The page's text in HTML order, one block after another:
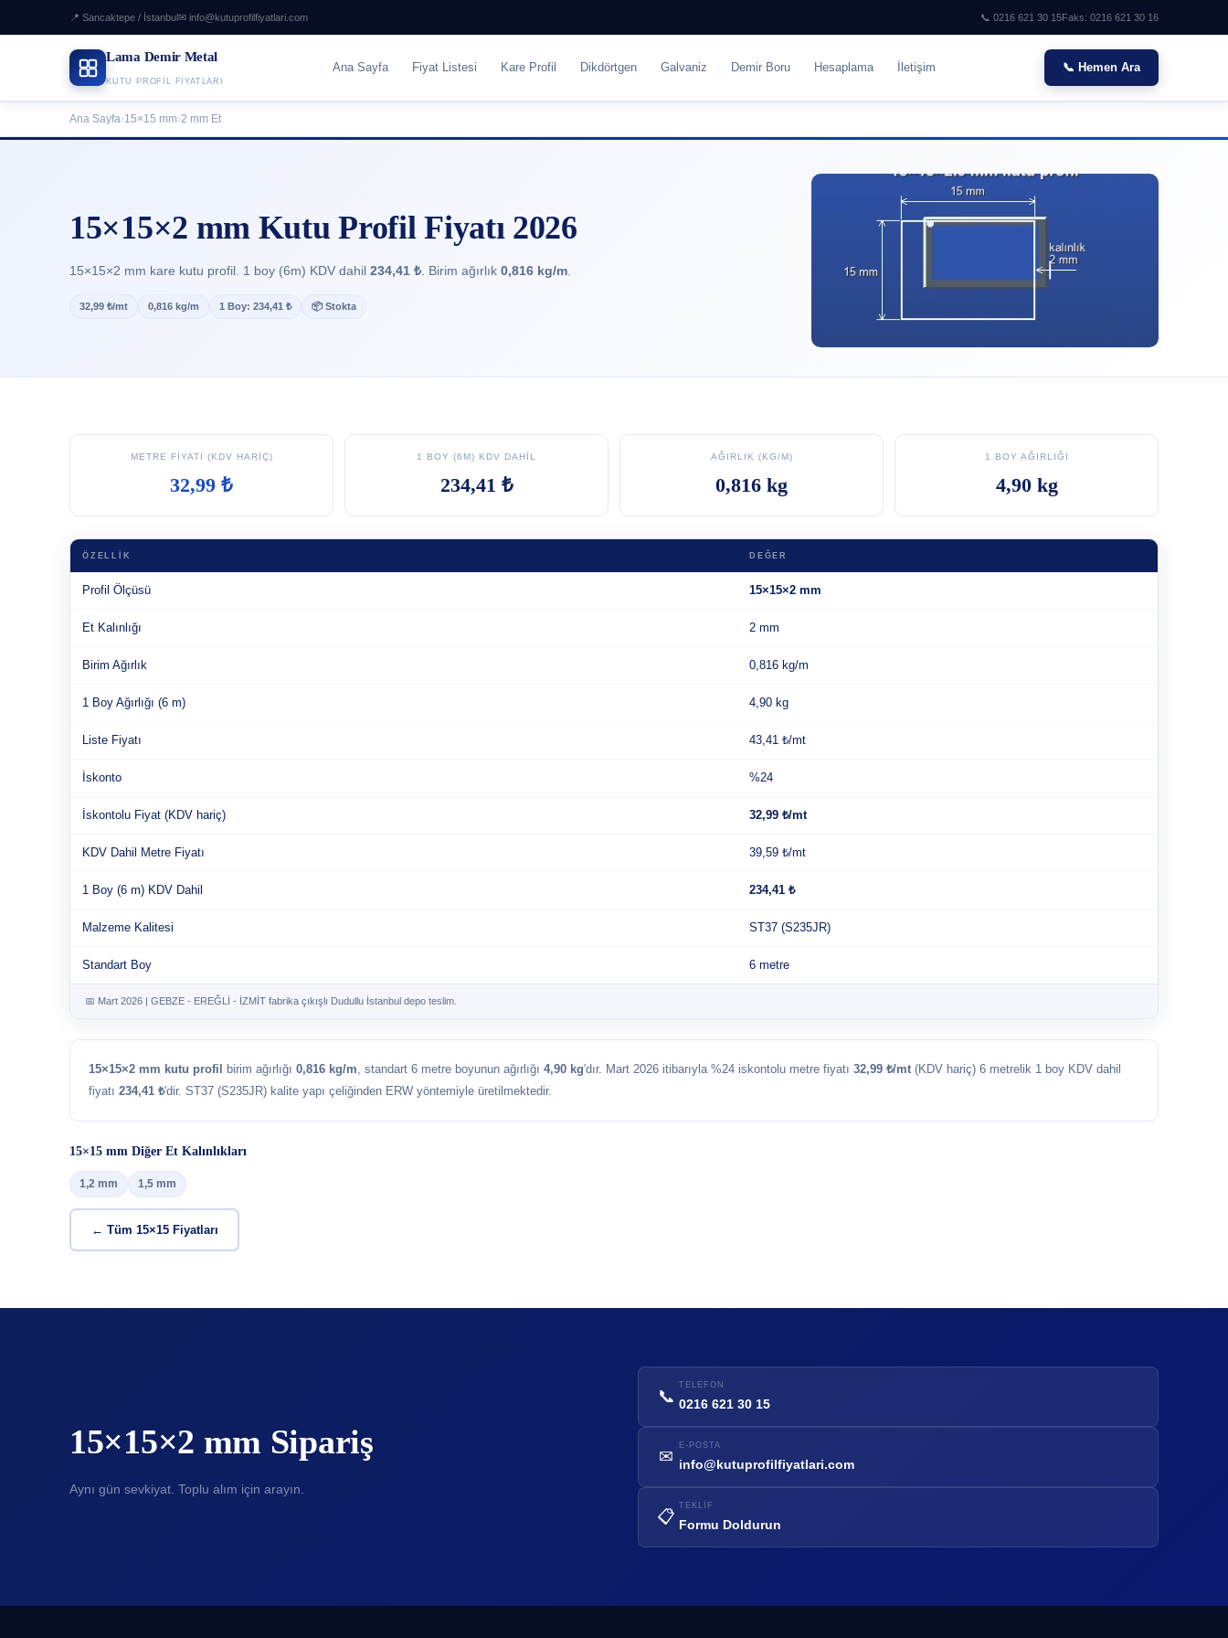
📍 Sancaktepe / İstanbul✉ info@kutuprofilfiyatlari.com 📞 0216 621 30 15Faks: 0216 621 30 16
Lama Demir Metal
KUTU PROFIL FIYATLARI
Ana Sayfa Fiyat Listesi Kare Profil Dikdörtgen Galvaniz Demir Boru Hesaplama İletişim 📞 Hemen Ara
Ana Sayfa›15×15 mm›2 mm Et
15×15×2 mm Kutu Profil Fiyatı 2026
15×15×2 mm kare kutu profil. 1 boy (6m) KDV dahil 234,41 ₺ . Birim ağırlık 0,816 kg/m
32,99 ₺/mt 0,816 kg/m 1 Boy: 234,41 ₺ 📦 Stokta
METRE FIYATI (KDV HARIÇ)
32,99 ₺
1 BOY (6M) KDV DAHIL
234,41 ₺
AĞIRLIK (KG/M)
0,816 kg
1 BOY AĞIRLIĞI
4,90 kg
ÖZELLIK DEĞER
Profil Ölçüsü 15×15×2 mm
Et Kalınlığı 2 mm
Birim Ağırlık 0,816 kg/m
1 Boy Ağırlığı (6 m) 4,90 kg
Liste Fiyatı 43,41 ₺/mt
İskonto %24
İskontolu Fiyat (KDV hariç) 32,99 ₺/mt
KDV Dahil Metre Fiyatı 39,59 ₺/mt
1 Boy (6 m) KDV Dahil 234,41 ₺
Malzeme Kalitesi ST37 (S235JR)
Standart Boy 6 metre
📅 Mart 2026 | GEBZE - EREĞLİ - İZMİT fabrika çıkışlı Dudullu İstanbul depo teslim.
15×15×2 mm kutu profil birim ağırlığı 0,816 kg/m, standart 6 metre boyunun ağırlığı 4,90 kg'dır. Mart 2026 itibarıyla %24 iskontolu metre fiyatı 32,99 ₺/mt (KDV hariç) 6 metrelik 1 boy KDV dahil
fiyatı 234,41 ₺'dir. ST37 (S235JR) kalite yapı çeliğinden ERW yöntemiyle üretilmektedir.
15×15 mm Diğer Et Kalınlıkları
1,2 mm 1,5 mm
← Tüm 15×15 Fiyatları
15×15×2 mm Sipariş
Aynı gün sevkiyat. Toplu alım için arayın.
📞
TELEFON
0216 621 30 15
✉
E-POSTA
info@kutuprofilfiyatlari.com
📋
TEKLIF
Formu Doldurun